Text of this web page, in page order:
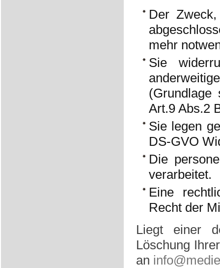
Der
mehr
Sie
(Grundlage
Art.9 Abs.2
Sie legen
DS-GVO
Die
verarbeitet.
Eine
Recht der
Liegt einer
Löschung
an